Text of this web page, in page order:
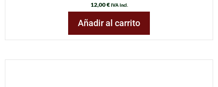
12,00€ IVA incl.
Añadir al carrito